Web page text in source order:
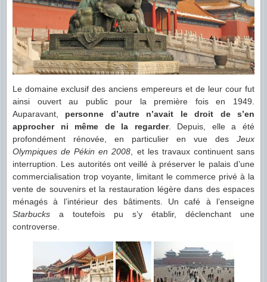
Le domaine exclusif des anciens empereurs et de leur cour fut
ainsi ouvert au public pour la première fois en 1949.
Auparavant, personne d’autre n’avait le droit de s’en
approcher ni même de la regarder. Depuis, elle a été
profondément rénovée, en particulier en vue des Jeux
Olympiques de Pékin en 2008 , et les travaux continuent sans
interruption. Les autorités ont veillé à préserver le palais d’une
commercialisation trop voyante, limitant le commerce privé à la
vente de souvenirs et la restauration légère dans des espaces
ménagés à l’intérieur des bâtiments. Un café à l’enseigne
Starbucks a toutefois pu s’y établir, déclenchant une
controverse.